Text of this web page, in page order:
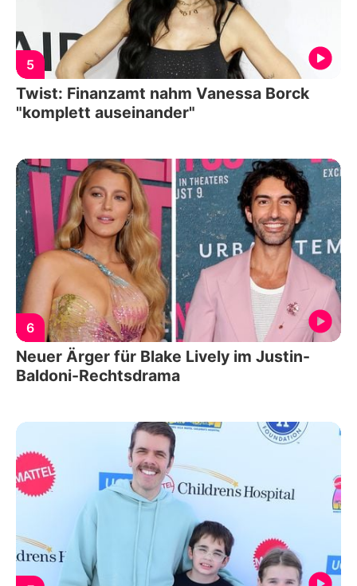
5
Twist: Finanzamt nahm Vanessa Borck
"komplett auseinander"
6
Neuer Ärger für Blake Lively im Justin-
Baldoni-Rechtsdrama